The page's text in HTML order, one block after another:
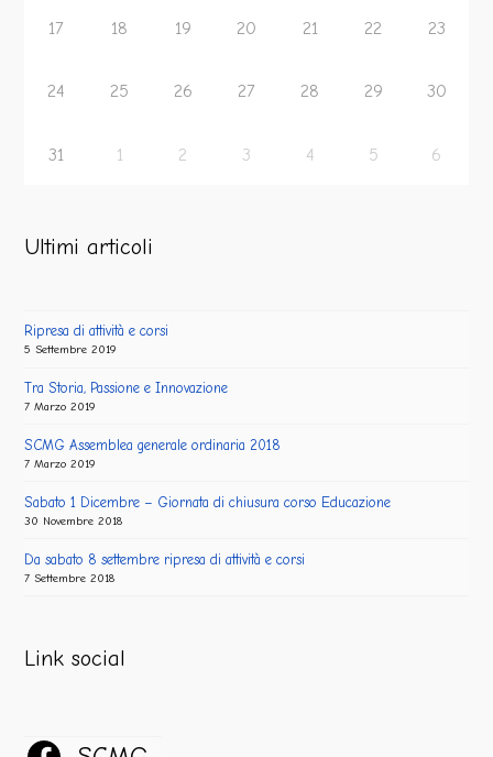
17 18 19 20 21 22 23
24 25 26 27 28 29 30
31 1 2 3 4 5 6
Ultimi articoli
Ripresa di attività e corsi
5 Settembre 2019
Tra Storia, Passione e Innovazione
7 Marzo 2019
SCMG Assemblea generale ordinaria 2018
7 Marzo 2019
Sabato 1 Dicembre – Giornata di chiusura corso Educazione
30 Novembre 2018
Da sabato 8 settembre ripresa di attività e corsi
7 Settembre 2018
Link social